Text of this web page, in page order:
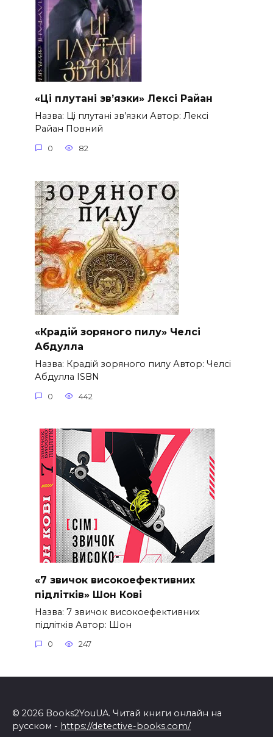
«Ці плутані зв’язки» Лексі Райан
Назва: Ці плутані зв’язки Автор: Лексі
Райан Повний
0 82
«Крадій зоряного пилу» Челсі
Абдулла
Назва: Крадій зоряного пилу Автор: Челсі
Абдулла ISBN
0 442
«7 звичок високоефективних
підлітків» Шон Кові
Назва: 7 звичок високоефективних
підлітків Автор: Шон
0 247
© 2026 Books2YouUA. Читай книги онлайн на
русском - https://detective-books.com/